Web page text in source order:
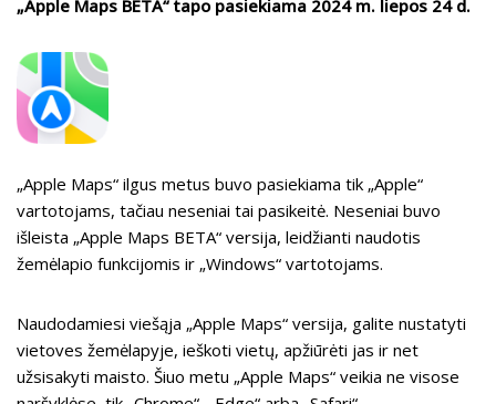
l
o
o
„Apple Maps BETA“ tapo pasiekiama 2024 m. liepos 24 d.
„Apple Maps“ ilgus metus buvo pasiekiama tik „Apple“
vartotojams, tačiau neseniai tai pasikeitė. Neseniai buvo
išleista „Apple Maps BETA“ versija, leidžianti naudotis
žemėlapio funkcijomis ir „Windows“ vartotojams.
Naudodamiesi viešąja „Apple Maps“ versija, galite nustatyti
vietoves žemėlapyje, ieškoti vietų, apžiūrėti jas ir net
užsisakyti maisto. Šiuo metu „Apple Maps“ veikia ne visose